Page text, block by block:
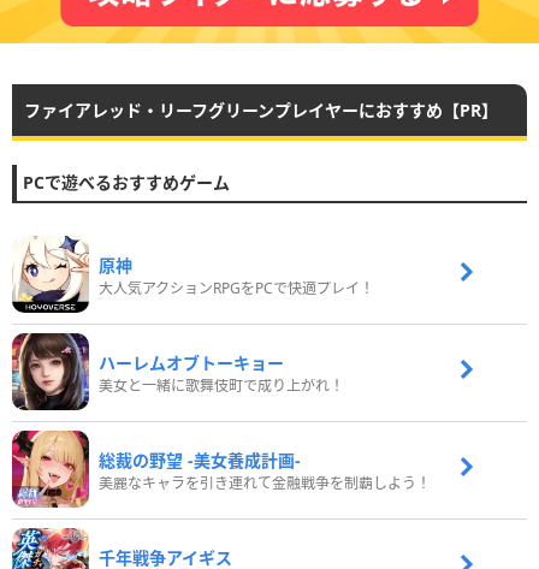
ファイアレッド・リーフグリーンプレイヤーにおすすめ【PR】
PCで遊べるおすすめゲーム
原神
大人気アクションRPGをPCで快適プレイ！
ハーレムオブトーキョー
美女と一緒に歌舞伎町で成り上がれ！
総裁の野望 -美女養成計画-
美麗なキャラを引き連れて金融戦争を制覇しよう！
千年戦争アイギス